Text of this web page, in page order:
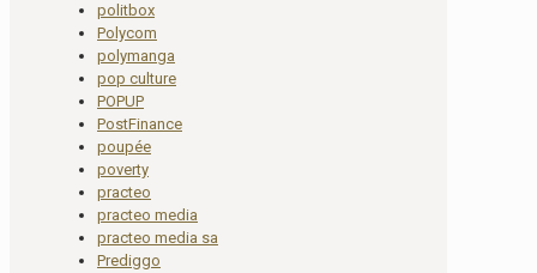
politbox
Polycom
polymanga
pop culture
POPUP
PostFinance
poupée
poverty
practeo
practeo media
practeo media sa
Prediggo